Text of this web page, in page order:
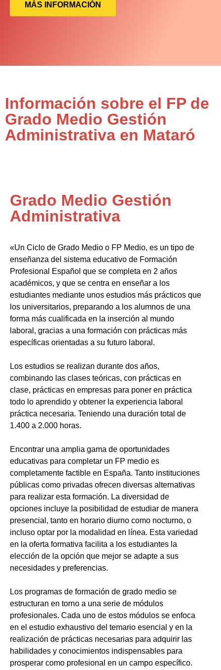
MÁS INFORMACIÓN
Información sobre el FP de
Grado Medio Gestión
Administrativa en Mataró
Grado Medio Gestión
Administrativa
«Un Ciclo de Grado Medio o FP Medio, es un tipo de
enseñanza del sistema educativo de Formación
Profesional Español que se completa en 2 años
académicos, y que se centra en enseñar a los
estudiantes mediante unos estudios más prácticos que
los universitarios, preparando a los alumnos de una
forma más cualificada en la inserción al mundo
laboral, gracias a una formación con prácticas más
específicas orientadas a su futuro laboral.
Los estudios se realizan durante dos años,
combinando las clases teóricas, con prácticas en
clase, prácticas en empresas para poner en práctica
todo lo aprendido y obtener la experiencia laboral
práctica necesaria. Teniendo una duración total de
1.400 a 2.000 horas.
Encontrar una amplia gama de oportunidades
educativas para completar un FP medio es
completamente factible en España. Tanto instituciones
públicas como privadas ofrecen diversas alternativas
para realizar esta formación. La diversidad de
opciones incluye la posibilidad de estudiar de manera
presencial, tanto en horario diurno como nocturno, o
incluso optar por la modalidad en línea. Esta variedad
en la oferta formativa facilita a los estudiantes la
elección de la opción que mejor se adapte a sus
necesidades y preferencias.
Los programas de formación de grado medio se
estructuran en torno a una serie de módulos
profesionales. Cada uno de estos módulos se enfoca
en el estudio exhaustivo del temario esencial y en la
realización de prácticas necesarias para adquirir las
habilidades y conocimientos indispensables para
prosperar como profesional en un campo específico.